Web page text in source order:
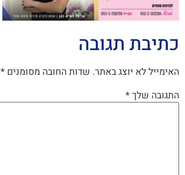
כתיבת תגובה
האימייל לא יוצג באתר. שדות החובה מסומנים *
התגובה שלך*